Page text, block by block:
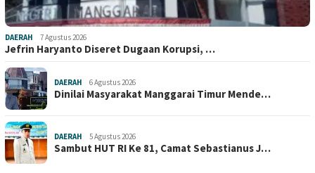
DAERAH 7 Agustus 2026
Jefrin Haryanto Diseret Dugaan Korupsi, …
DAERAH 6 Agustus 2026
Dinilai Masyarakat Manggarai Timur Mende…
DAERAH 5 Agustus 2026
Sambut HUT RI Ke 81, Camat Sebastianus J…